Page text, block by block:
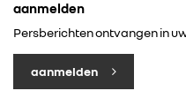
DACIA
aanmelden
Persberichten ontvangen in
aanmelden